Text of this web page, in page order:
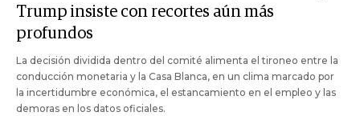
Trump insiste con recortes aún más
profundos
La decisión dividida dentro del comité alimenta el tironeo entre la
conducción monetaria y la Casa Blanca, en un clima marcado por
la incertidumbre económica, el estancamiento en el empleo y las
demoras en los datos oficiales.